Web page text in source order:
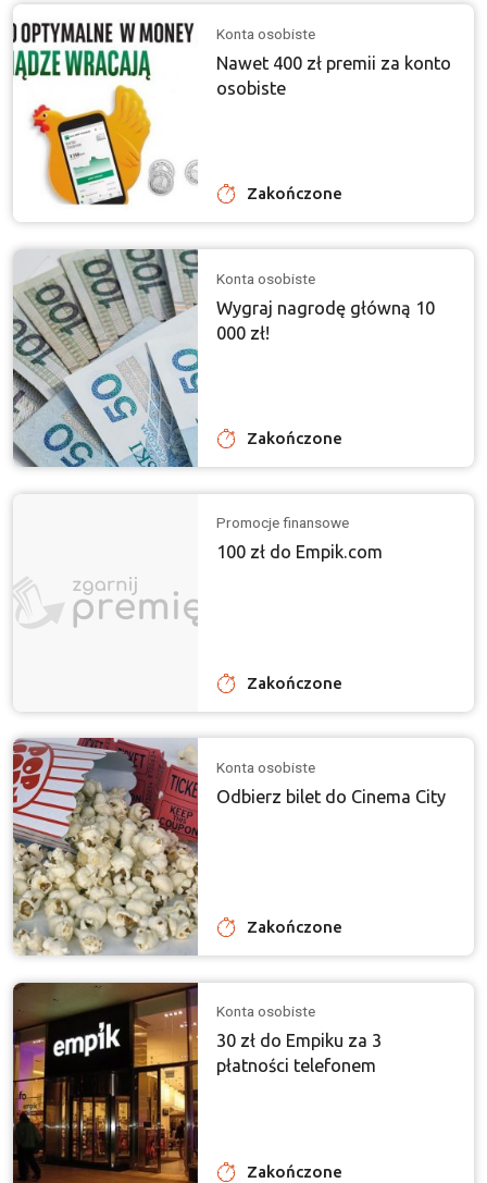
Konta osobiste
Nawet 400 zł premii za konto
osobiste
Zakończone
Konta osobiste
Wygraj nagrodę główną 10
000 zł!
Zakończone
Promocje finansowe
100 zł do Empik.com
Zakończone
Konta osobiste
Odbierz bilet do Cinema City
Zakończone
Konta osobiste
30 zł do Empiku za 3
płatności telefonem
Zakończone